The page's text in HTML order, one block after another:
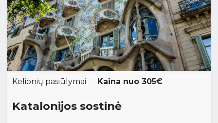
Kaina nuo 305€
Kelionių pasiūlymai
Katalonijos sostinė